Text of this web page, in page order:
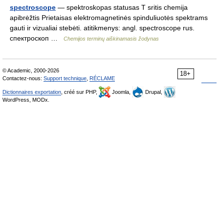
spectroscope — spektroskopas statusas T sritis chemija
apibrėžtis Prietaisas elektromagnetinės spinduliuotės spektrams
gauti ir vizualiai stebėti. atitikmenys: angl. spectroscope rus.
спектроскоп …
Chemijos terminų aiškinamasis žodynas
18+
© Academic, 2000-2026
Contactez-nous: Support technique RÉCLAME
Dictionnaires exportation , créé sur PHP, Joomla,
Drupal,
WordPress, MODx.